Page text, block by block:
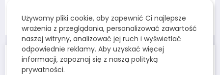
znaczenie tej daty
POWIĄZANE ARTYKUŁY
Używamy pliki cookie, aby zapewnić Ci najlepsze
wrażenia z przeglądania, personalizować zawartość
naszej witryny, analizować jej ruch i wyświetlać
odpowiednie reklamy. Aby uzyskać więcej
informacji, zapoznaj się z naszą polityką
prywatności.